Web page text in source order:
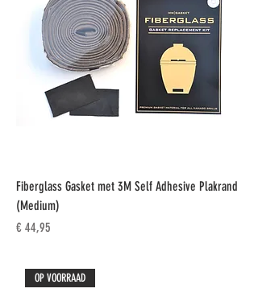
Fiberglass Gasket met 3M Self Adhesive Plakrand
(Medium)
Prijs
€ 44,95
OP VOORRAAD